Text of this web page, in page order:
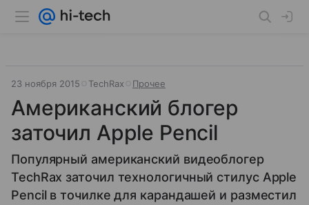
23 ноября 2015 TechRax Прочее
Американский блогер
заточил Apple Pencil
Популярный американский видеоблогер
TechRax заточил технологичный стилус Apple
Pencil в точилке для карандашей и разместил